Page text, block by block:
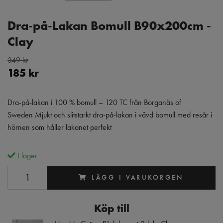
Dra-på-Lakan Bomull B90x200cm -
Clay
349 kr
185 kr
Dra-på-lakan i 100 % bomull – 120 TC från Borganäs of
Sweden Mjukt och slitstarkt dra-på-lakan i vävd bomull med resår i
hörnen som håller lakanet perfekt
I lager
LÄGG I VARUKORGEN
Köp till